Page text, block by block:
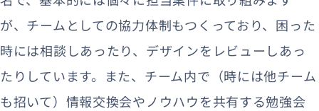
が、チームとしての協力体制もつくっており、困った
時には相談しあったり、デザインをレビューしあっ
たりしています。また、チーム内で（時には他チーム
も招いて）情報交換会やノウハウを共有する勉強会